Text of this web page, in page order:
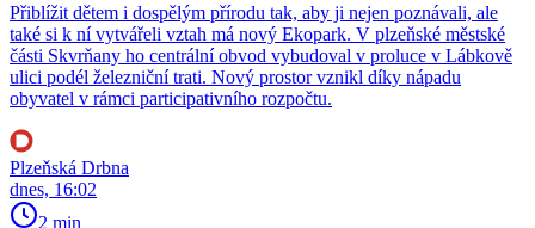
Přiblížit dětem i dospělým přírodu tak, aby ji nejen poznávali, ale
také si k ní vytvářeli vztah má nový Ekopark. V plzeňské městské
části Skvrňany ho centrální obvod vybudoval v proluce v Lábkově
ulici podél železniční trati. Nový prostor vznikl díky nápadu
obyvatel v rámci participativního rozpočtu.
Plzeňská Drbna
dnes, 16:02
2 min